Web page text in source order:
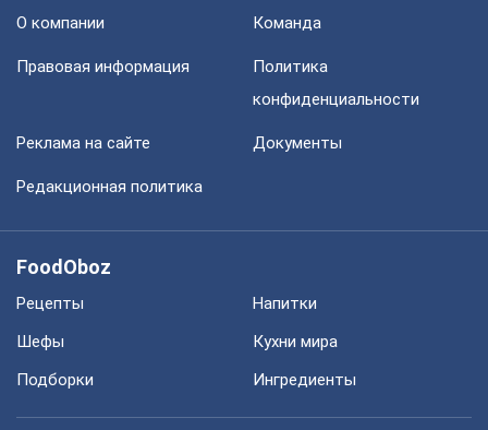
О компании Команда
Правовая информация
Политика
конфиденциальности
Реклама на сайте Документы
Редакционная политика
FoodOboz
Рецепты
Напитки
Шефы
Кухни мира
Подборки
Ингредиенты